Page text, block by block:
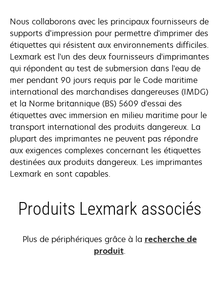
Nous collaborons avec les principaux fournisseurs de
supports d’impression pour permettre d'imprimer des
étiquettes qui résistent aux environnements difficiles.
Lexmark est l'un des deux fournisseurs d'imprimantes
qui répondent au test de submersion dans l'eau de
mer pendant 90 jours requis par le Code maritime
international des marchandises dangereuses (IMDG)
et la Norme britannique (BS) 5609 d'essai des
étiquettes avec immersion en milieu maritime pour le
transport international des produits dangereux. La
plupart des imprimantes ne peuvent pas répondre
aux exigences complexes concernant les étiquettes
destinées aux produits dangereux. Les imprimantes
Lexmark en sont capables.
Produits Lexmark associés
Plus de périphériques grâce à la recherche de
produit.